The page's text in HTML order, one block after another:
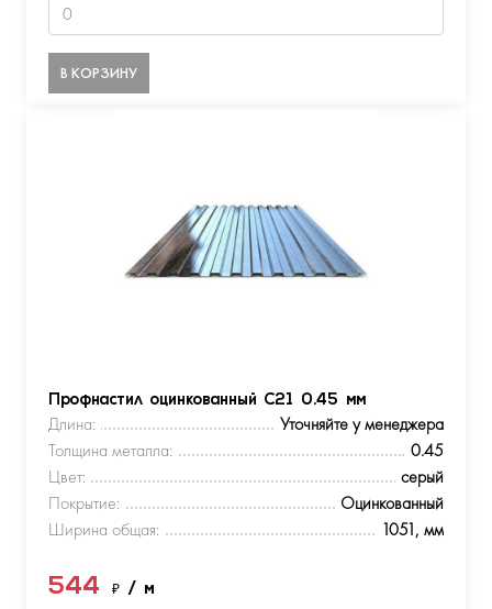
В КОРЗИНУ
Профнастил оцинкованный С21 0.45 мм
Длина:
Уточняйте у менеджера
Толщина металла:
0.45
Цвет:
серый
Покрытие:
Оцинкованный
Ширина общая:
1051, мм
544 ₽ / м